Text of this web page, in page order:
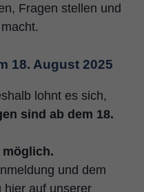
Fragen stellen und
18. August 2025
lohnt es sich,
sind ab dem 18.
möglich.
und dem
hier auf unserer